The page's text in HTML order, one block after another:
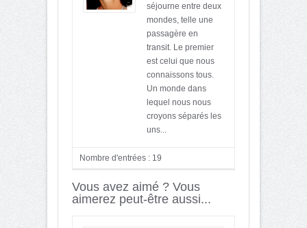
séjourne entre deux
mondes, telle une
passagère en
transit. Le premier
est celui que nous
connaissons tous.
Un monde dans
lequel nous nous
croyons séparés les
uns...
Nombre d'entrées : 19
Vous avez aimé ? Vous
aimerez peut-être aussi...